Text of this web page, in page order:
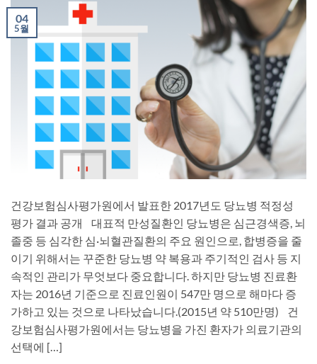
04
5월
건강보험심사평가원에서 발표한 2017년도 당뇨병 적정성
평가 결과 공개 대표적 만성질환인 당뇨병은 심근경색증, 뇌
졸중 등 심각한 심·뇌혈관질환의 주요 원인으로, 합병증을 줄
이기 위해서는 꾸준한 당뇨병 약 복용과 주기적인 검사 등 지
속적인 관리가 무엇보다 중요합니다. 하지만 당뇨병 진료환
자는 2016년 기준으로 진료인원이 547만 명으로 해마다 증
가하고 있는 것으로 나타났습니다.(2015년 약 510만명) 건
강보험심사평가원에서는 당뇨병을 가진 환자가 의료기관의
선택에 […]